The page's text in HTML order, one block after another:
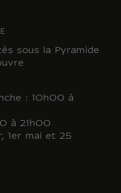
sous la Pyramide
: 10h00 à
à 21h00
1er mai et 25